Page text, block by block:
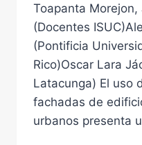
Toapanta Morejon,
(Docentes
(Pontificia
Rico)Oscar Lara
Latacunga) El uso
fachadas de
urbanos presenta